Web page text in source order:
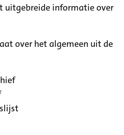
uitgebreide informatie over
over het algemeen uit de